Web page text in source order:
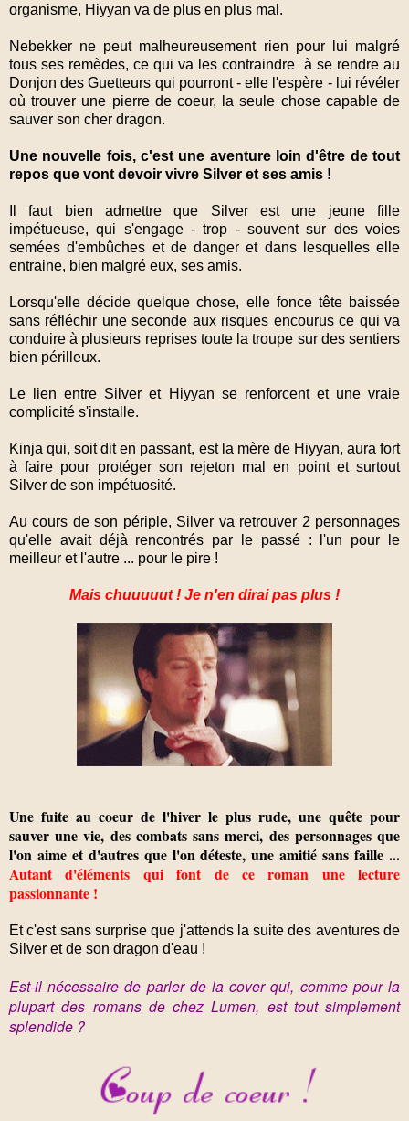
organisme, Hiyyan va de plus en plus mal.
Nebekker ne peut malheureusement rien pour lui malgré
tous ses remèdes, ce qui va les contraindre à se rendre au
Donjon des Guetteurs qui pourront - elle l'espère - lui révéler
où trouver une pierre de coeur, la seule chose capable de
sauver son cher dragon.
Une nouvelle fois, c'est une aventure loin d'être de tout
repos que vont devoir vivre Silver et ses amis !
Il faut bien admettre que Silver est une jeune fille
impétueuse, qui s'engage - trop - souvent sur des voies
semées d'embûches et de danger et dans lesquelles elle
entraine, bien malgré eux, ses amis.
Lorsqu'elle décide quelque chose, elle fonce tête baissée
sans réfléchir une seconde aux risques encourus ce qui va
conduire à plusieurs reprises toute la troupe sur des sentiers
bien périlleux.
Le lien entre Silver et Hiyyan se renforcent et une vraie
complicité s'installe.
Kinja qui, soit dit en passant, est la mère de Hiyyan, aura fort
à faire pour protéger son rejeton mal en point et surtout
Silver de son impétuosité.
Au cours de son périple, Silver va retrouver 2 personnages
qu'elle avait déjà rencontrés par le passé : l'un pour le
meilleur et l'autre ... pour le pire !
Mais chuuuuut ! Je n'en dirai pas plus !
Une fuite au coeur de l'hiver le plus rude, une quête pour
sauver une vie, des combats sans merci, des personnages que
l'on aime et d'autres que l'on déteste, une amitié sans faille ...
Autant d'éléments qui font de ce roman une lecture
passionnante !
Et c'est sans surprise que j'attends la suite des aventures de
Silver et de son dragon d'eau !
Est-il nécessaire de parler de la cover qui, comme pour la
plupart des romans de chez Lumen, est tout simplement
splendide ?